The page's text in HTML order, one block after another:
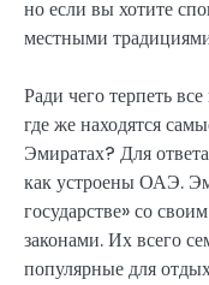
но если вы хотите
местными
Ради чего терпеть
где же находятся
Эмиратах? Для
как устроены ОАЭ.
государстве» со
законами. Их всего
популярные для